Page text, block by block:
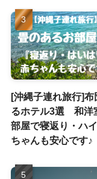
[沖縄子連れ旅行]布
るホテル3選 和洋
部屋で寝返り・ハ
ちゃんも安心です♪